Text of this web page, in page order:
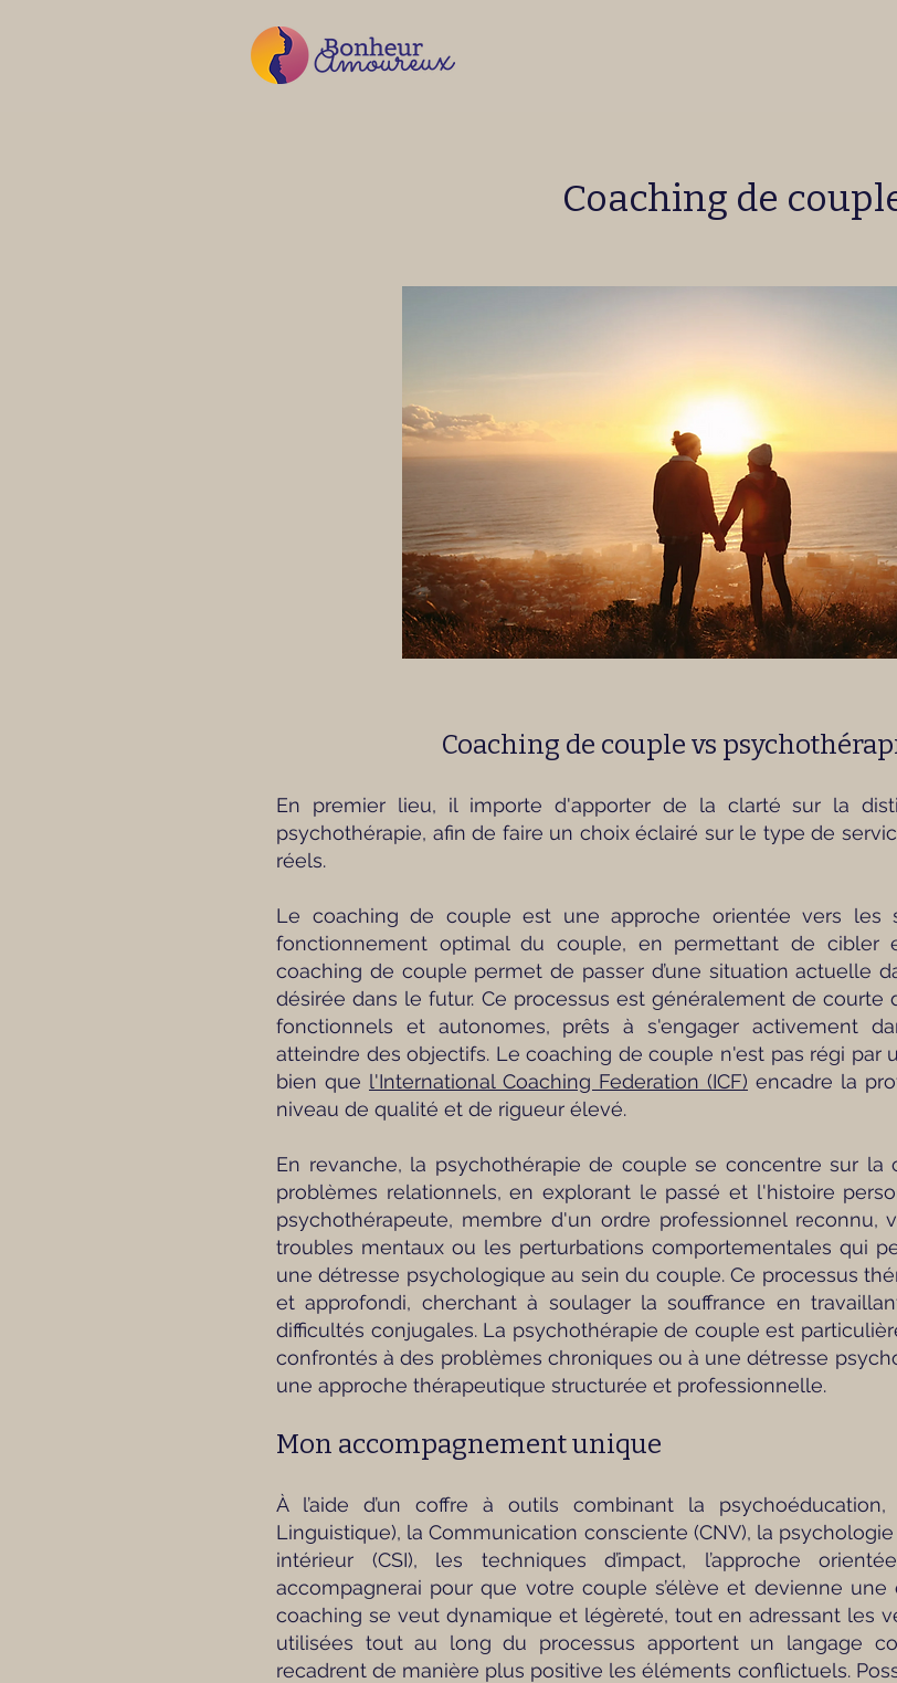
Coaching de
Coaching de couple vs
En premier lieu, il importe d'apporter de la clarté sur la
psychothérapie, afin de faire un choix éclairé sur le type de
réels.
Le coaching de couple est une approche orientée vers les
fonctionnement optimal du couple, en permettant de cibler
coaching de couple permet de passer d’une situation actuelle
désirée dans le futur. Ce processus est généralement de courte
fonctionnels et autonomes, prêts à s'engager activement
atteindre des objectifs. Le coaching de couple n'est pas régi par
bien que l'International Coaching Federation (ICF) encadre la
niveau de qualité et de rigueur élevé.
En revanche, la psychothérapie de couple se concentre sur la
problèmes relationnels, en explorant le passé et l'histoire
psychothérapeute, membre d'un ordre professionnel reconnu,
troubles mentaux ou les perturbations comportementales qui
une détresse psychologique au sein du couple. Ce processus
et approfondi, cherchant à soulager la souffrance en
difficultés conjugales. La psychothérapie de couple est
confrontés à des problèmes chroniques ou à une détresse
une approche thérapeutique structurée et professionnelle.
Mon accompagnement unique
À l’aide d’un coffre à outils combinant la
Linguistique), la Communication consciente (CNV), la
intérieur (CSI), les techniques d’impact, l’approche
accompagnerai pour que votre couple s’élève et devienne
coaching se veut dynamique et légèreté, tout en adressant les
utilisées tout au long du processus apportent un langage
recadrent de manière plus positive les éléments conflictuels.